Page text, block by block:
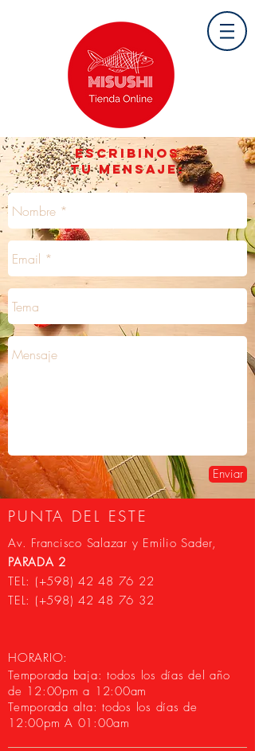
MISUSHI
PUNTA DEL ESTE . LA BARRA .
ESCRIBINOS
TU MENSAJE:
Enviar
PUNTA DEL ESTE
Av. Francisco Salazar y Emilio Sader,
PARADA 2
TEL: (+598) 42 48 76 22
TEL: (+598) 42 48 76 32
HORARIO:
Temporada baja: todos los días del año
de 12:00pm a 12:00am
Temporada alta: todos los días de
12:00pm A 01:00am